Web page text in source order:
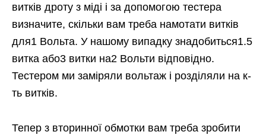
витків дроту з міді і за допомогою тестера
визначите, скільки вам треба намотати витків
для1 Вольта. У нашому випадку знадобиться1.5
витка або3 витки на2 Вольти відповідно.
Тестером ми заміряли вольтаж і розділяли на к-
ть витків.
Тепер з вторинної обмотки вам треба зробити